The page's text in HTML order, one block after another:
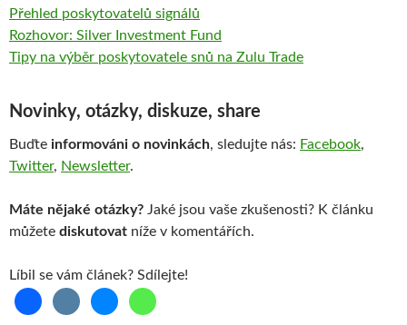
Přehled poskytovatelů signálů
Rozhovor: Silver Investment Fund
Tipy na výběr poskytovatele snů na Zulu Trade
Novinky, otázky, diskuze, share
Buďte informováni o novinkách, sledujte nás: Facebook,
Twitter, Newsletter.
Máte nějaké otázky? Jaké jsou vaše zkušenosti? K článku
můžete diskutovat níže v komentářích.
Líbil se vám článek? Sdílejte!